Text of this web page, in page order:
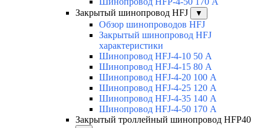
Закрытый шинопровод HFJ
▼
Обзор шинопроводов HFJ
Закрытый шинопровод HFJ
характеристики
Шинопровод HFJ-4-10 50 А
Шинопровод HFJ-4-15 80 А
Шинопровод HFJ-4-20 100 А
Шинопровод HFJ-4-25 120 А
Шинопровод HFJ-4-35 140 А
Шинопровод HFJ-4-50 170 А
Закрытый троллейный шинопровод HFP40